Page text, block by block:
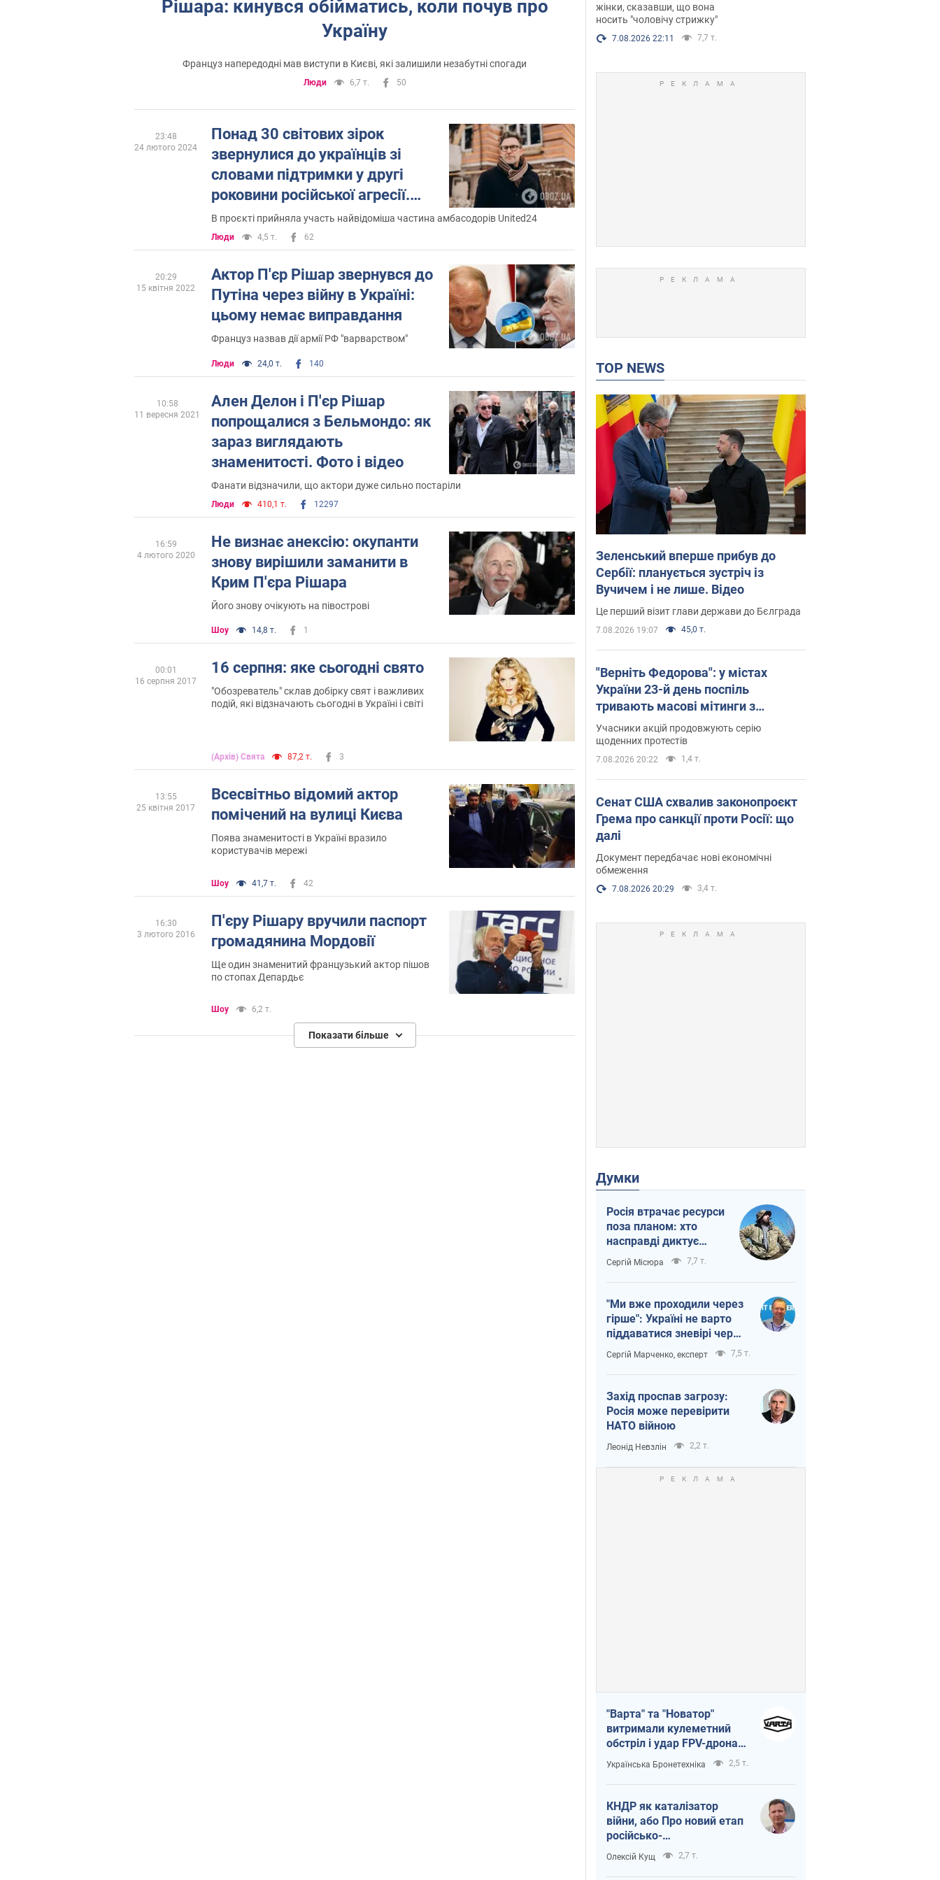
Рішара: кинувся обійматись, коли почув про
Україну
Француз напередодні мав виступи в Києві, які залишили незабутні спогади
Люди 6,7 т. 50
Понад 30 світових зірок
звернулися до українців зі
словами підтримки у другі
роковини російської агресії.
Відео
В проєкті прийняла участь найвідоміша частина амбасодорів United24
Люди 4,5 т. 62
23:48
24 лютого 2024
Актор П'єр Рішар звернувся до
Путіна через війну в Україні:
цьому немає виправдання
Француз назвав дії армії РФ "варварством"
Люди 24,0 т. 140
20:29
15 квітня 2022
Ален Делон і П'єр Рішар
попрощалися з Бельмондо: як
зараз виглядають
знаменитості. Фото і відео
Фанати відзначили, що актори дуже сильно постаріли
Люди 410,1 т. 12297
10:58
11 вересня 2021
Не визнає анексію: окупанти
знову вирішили заманити в
Крим П'єра Рішара
Його знову очікують на півострові
Шоу 14,8 т. 1
16:59
4 лютого 2020
16 серпня: яке сьогодні свято
"Обозреватель" склав добірку свят і важливих
подій, які відзначають сьогодні в Україні і світі
(Архів) Свята 87,2 т. 3
00:01
16 серпня 2017
Всесвітньо відомий актор
помічений на вулиці Києва
Поява знаменитості в Україні вразило
користувачів мережі
Шоу 41,7 т. 42
13:55
25 квітня 2017
П'єру Рішару вручили паспорт
громадянина Мордовії
Ще один знаменитий французький актор пішов
по стопах Депардьє
Шоу 6,2 т.
16:30
3 лютого 2016
Показати більше
Фото
жінки, сказавши, що вона
носить "чоловічу стрижку"
7.08.2026 22:11 7,7 т.
TOP NEWS
Зеленський вперше прибув до
Сербії: планується зустріч із
Вучичем і не лише. Відео
Це перший візит глави держави до Бєлграда
7.08.2026 19:07 45,0 т.
"Верніть Федорова": у містах
України 23-й день поспіль
тривають масові мітинги з
картонками. Фото і відео
Учасники акцій продовжують серію
щоденних протестів
7.08.2026 20:22 1,4 т.
Сенат США схвалив законопроєкт
Грема про санкції проти Росії: що
далі
Документ передбачає нові економічні
обмеження
7.08.2026 20:29 3,4 т.
Думки
Росія втрачає ресурси
поза планом: хто
насправді диктує
темп війни
Сергій Місюра 7,7 т.
"Ми вже проходили через
гірше": Україні не варто
піддаватися зневірі через
ракетний терор
Сергій Марченко, експерт 7,5 т.
Захід проспав загрозу:
Росія може перевірити
НАТО війною
Леонід Невзлін 2,2 т.
"Варта" та "Новатор"
витримали кулеметний
обстріл і удар FPV-дрона,
врятувавши життя
офіцеру ЗСУ
Українська Бронетехніка 2,5 т.
КНДР як каталізатор
війни, або Про новий етап
російсько-
північнокорейського
Олексій Кущ 2,7 т.